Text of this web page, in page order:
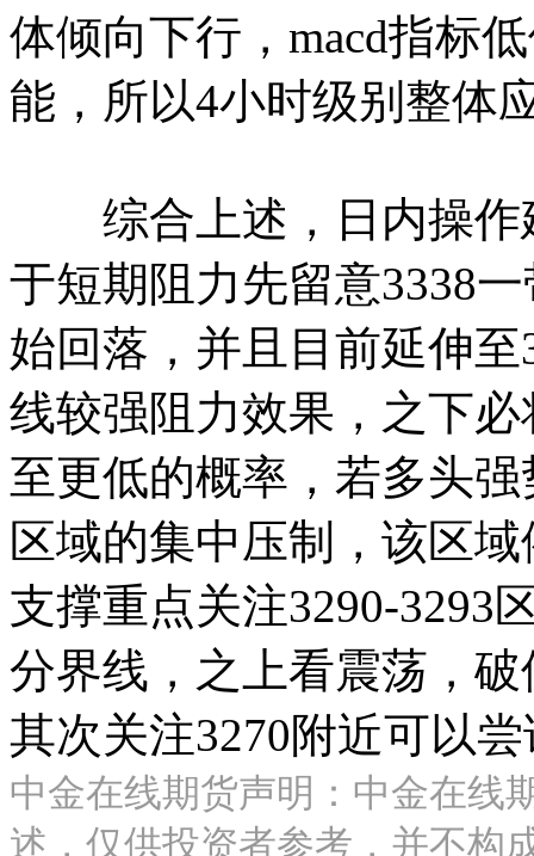
体倾向下行，macd指标
能，所以4小时级别整体
综合上述，日内操作
于短期阻力先留意3338
始回落，并且目前延伸
线较强阻力效果，之下
至更低的概率，若多头
区域的集中压制，该区
支撑重点关注3290-3293
分界线，之上看震荡，
其次关注3270附近可以
中金在线期货声明：中金在线
述，仅供投资者参考，并不构